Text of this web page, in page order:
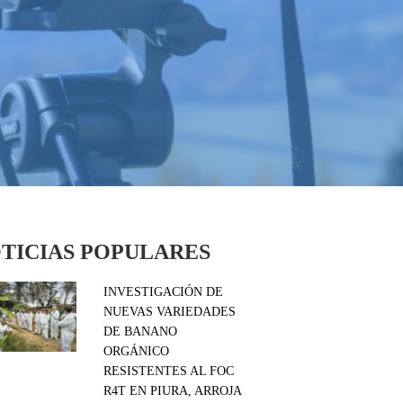
POPULARES
INVESTIGACIÓN DE
NUEVAS VARIEDADES
DE BANANO
ORGÁNICO
RESISTENTES AL FOC
R4T EN PIURA, ARROJA